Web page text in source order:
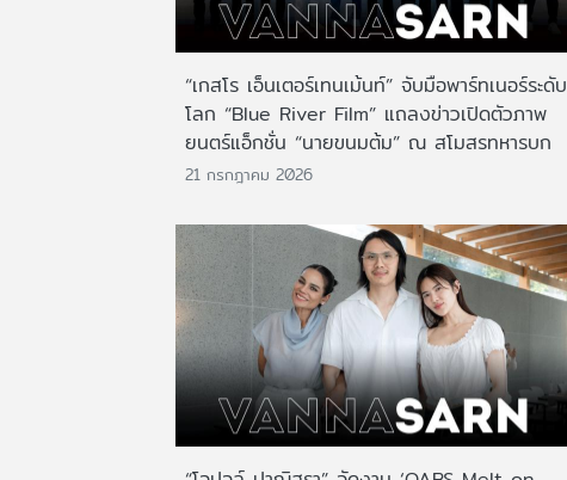
“เกสโร เอ็นเตอร์เทนเม้นท์” จับมือพาร์ทเนอร์ระดับ
โลก “Blue River Film” แถลงข่าวเปิดตัวภาพ
ยนตร์แอ็กชั่น “นายขนมต้ม” ณ สโมสรทหารบก
21 กรกฎาคม 2026